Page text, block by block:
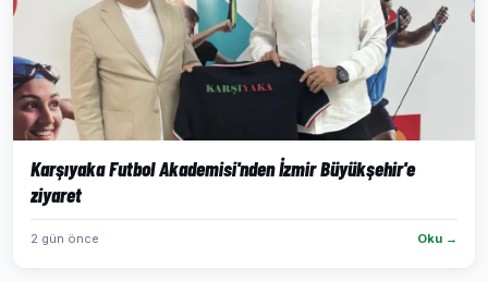
Karşıyaka Futbol Akademisi'nden İzmir Büyükşehir'e
ziyaret
2 gün önce Oku →